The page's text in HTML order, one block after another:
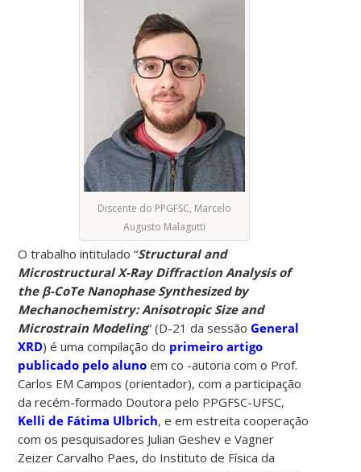
Discente do PPGFSC, Marcelo
Augusto Malagutti
O trabalho intitulado “Structural and
Microstructural X-Ray Diffraction Analysis of
the β-CoTe Nanophase Synthesized by
Mechanochemistry: Anisotropic Size and
Microstrain Modeling” (D-21 da sessãoGeneral
XRD) é uma compilação do primeiro artigo
publicado pelo aluno em co -autoria com o Prof.
Carlos EM Campos (orientador), com a participação
da recém-formado Doutora pelo PPGFSC-UFSC,
Kelli de Fátima Ulbrich, e em estreita cooperação
com os pesquisadores Julian Geshev e Vagner
Zeizer Carvalho Paes, do Instituto de Física da